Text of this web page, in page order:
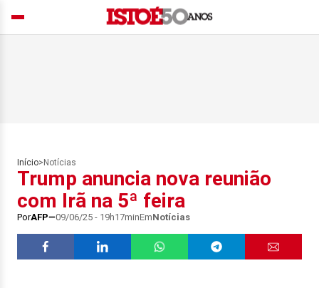
Início> Notícias
Trump anuncia nova reunião
com Irã na 5ª feira
PorAFP 09/06/25 - 19h17minEmNotícias